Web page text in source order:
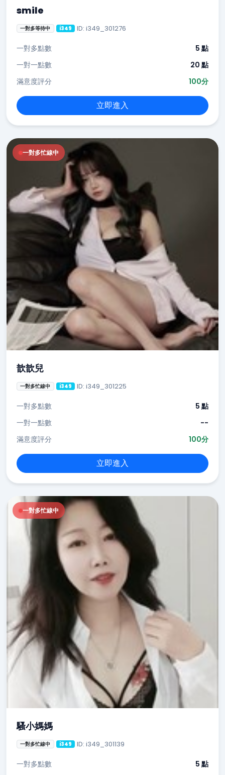
smile
一對多等待中 i349 ID: i349_301276
一對多點數
5 點
一對一點數
20 點
滿意度評分
100分
立即進入
一對多忙線中
歆歆兒
一對多忙線中 i349 ID: i349_301225
一對多點數
5 點
一對一點數
--
滿意度評分
100分
立即進入
一對多忙線中
騷小媽媽
一對多忙線中 i349 ID: i349_301139
一對多點數 5 點